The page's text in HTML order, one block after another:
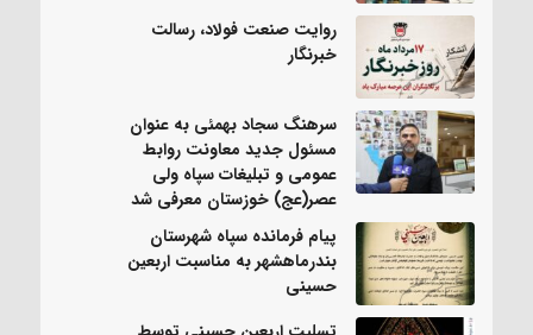
روایت صنعت فولاد،‌ رسالت
خبرنگار
سرهنگ سجاد بهمئی به عنوان
مسئول جدید معاونت روابط
عمومی و تبلیغات سپاه ولی
عصر(عج) خوزستان معرفی شد
پیام فرمانده سپاه شهرستان
بندرماهشهر به مناسبت اربعین
حسینی